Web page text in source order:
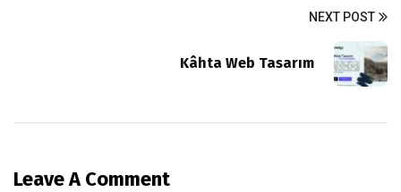
NEXT POST
Kâhta Web Tasarım
Leave A Comment